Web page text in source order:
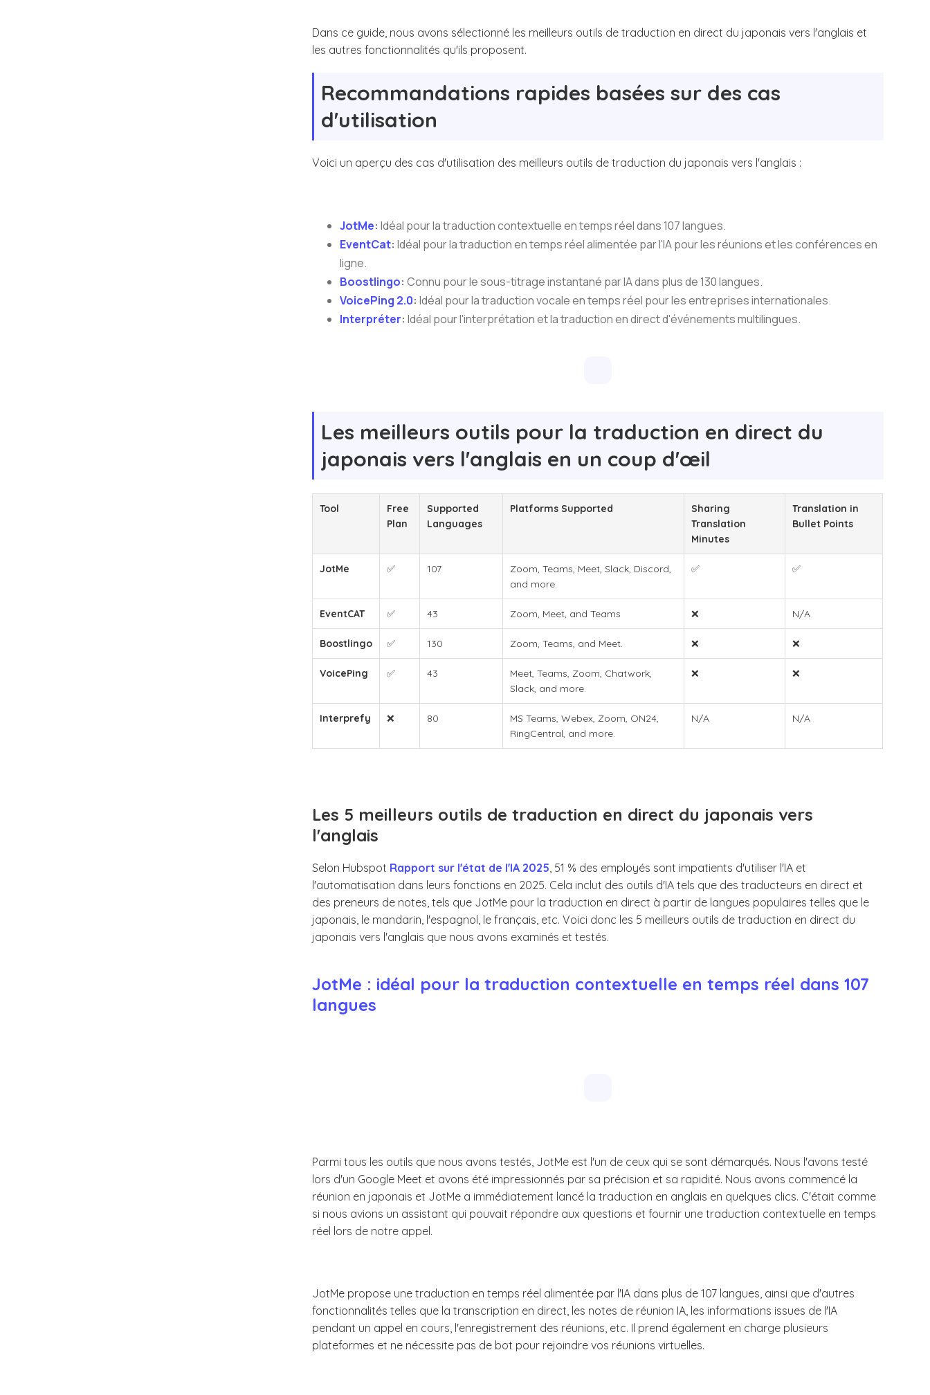
Dans ce guide, nous avons sélectionné les meilleurs outils de traduction en direct du japonais vers l'anglais et
les autres fonctionnalités qu'ils proposent.
Recommandations rapides basées sur des cas
d'utilisation
Voici un aperçu des cas d'utilisation des meilleurs outils de traduction du japonais vers l'anglais :
JotMe:Idéal pour la traduction contextuelle en temps réel dans 107 langues.
EventCat:Idéal pour la traduction en temps réel alimentée par l'IA pour les réunions et les conférences en
ligne.
Boostlingo:Connu pour le sous-titrage instantané par IA dans plus de 130 langues.
VoicePing 2.0:Idéal pour la traduction vocale en temps réel pour les entreprises internationales.
Interpréter:Idéal pour l'interprétation et la traduction en direct d'événements multilingues.
Les meilleurs outils pour la traduction en direct du
japonais vers l'anglais en un coup d'œil
Tool
Free
Plan
Supported
Languages
Platforms Supported
Sharing
Translation
Minutes
Translation in
Bullet Points
JotMe ✅ 107
Zoom, Teams, Meet, Slack, Discord,
and more.
✅ ✅
EventCAT ✅ 43 Zoom, Meet, and Teams ❌ N/A
Boostlingo ✅ 130 Zoom, Teams, and Meet. ❌ ❌
VoicePing ✅ 43
Meet, Teams, Zoom, Chatwork,
Slack, and more.
❌ ❌
Interprefy ❌ 80
MS Teams, Webex, Zoom, ON24,
RingCentral, and more.
N/A N/A
Les 5 meilleurs outils de traduction en direct du japonais vers
l'anglais
Selon Hubspot Rapport sur l'état de l'IA 2025, 51 % des employés sont impatients d'utiliser l'IA et
l'automatisation dans leurs fonctions en 2025. Cela inclut des outils d'IA tels que des traducteurs en direct et
des preneurs de notes, tels que JotMe pour la traduction en direct à partir de langues populaires telles que le
japonais, le mandarin, l'espagnol, le français, etc. Voici donc les 5 meilleurs outils de traduction en direct du
japonais vers l'anglais que nous avons examinés et testés.
JotMe : idéal pour la traduction contextuelle en temps réel dans 107
langues
Parmi tous les outils que nous avons testés, JotMe est l'un de ceux qui se sont démarqués. Nous l'avons testé
lors d'un Google Meet et avons été impressionnés par sa précision et sa rapidité. Nous avons commencé la
réunion en japonais et JotMe a immédiatement lancé la traduction en anglais en quelques clics. C'était comme
si nous avions un assistant qui pouvait répondre aux questions et fournir une traduction contextuelle en temps
réel lors de notre appel.
JotMe propose une traduction en temps réel alimentée par l'IA dans plus de 107 langues, ainsi que d'autres
fonctionnalités telles que la transcription en direct, les notes de réunion IA, les informations issues de l'IA
pendant un appel en cours, l'enregistrement des réunions, etc. Il prend également en charge plusieurs
plateformes et ne nécessite pas de bot pour rejoindre vos réunions virtuelles.